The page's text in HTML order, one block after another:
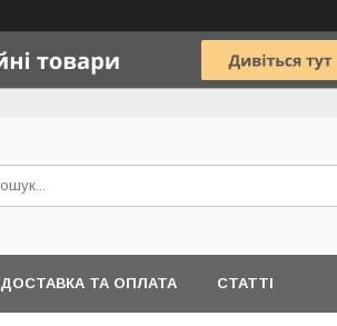
ДОСТАВКА ТА ОПЛАТА СТАТТІ